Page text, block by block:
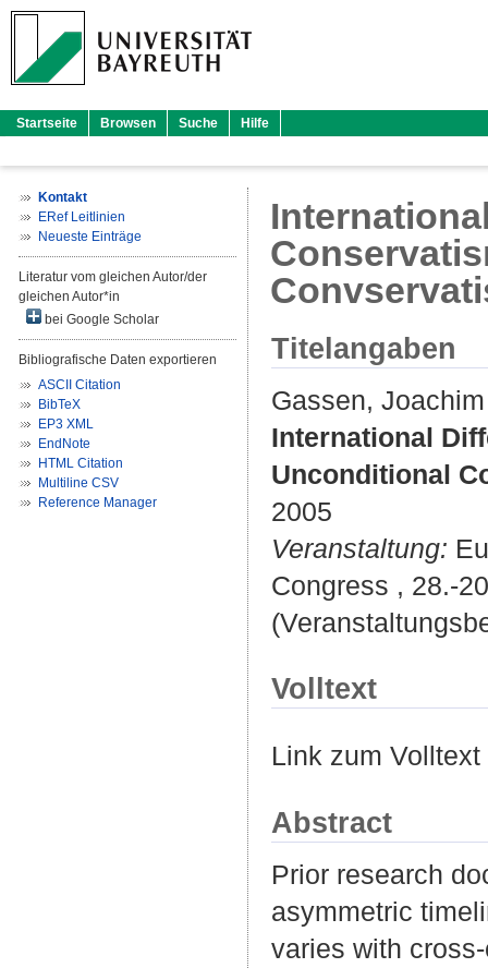
Startseite Browsen Suche Hilfe
Kontakt
ERef Leitlinien
Neueste Einträge
Literatur vom gleichen Autor/der
gleichen Autor*in
bei Google Scholar
Bibliografische Daten exportieren
ASCII Citation
BibTeX
EP3 XML
EndNote
HTML Citation
Multiline CSV
Reference Manager
Titelangaben
Gassen, Joachim
International
Unconditional
2005
Veranstaltung:
Congress , 28.-
Volltext
Link zum
Abstract
Prior research
asymmetric
varies with